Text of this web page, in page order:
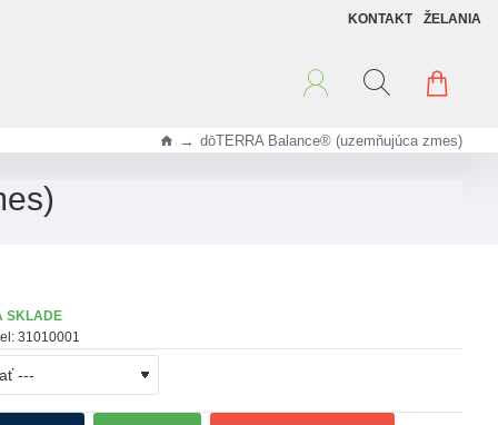
KONTAKT ŽELANIA
h
dōTERRA Balance® (uzemňujúca zmes)
SKLADE
31010001